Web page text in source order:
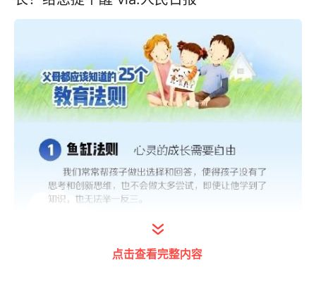
点击查看完整内容